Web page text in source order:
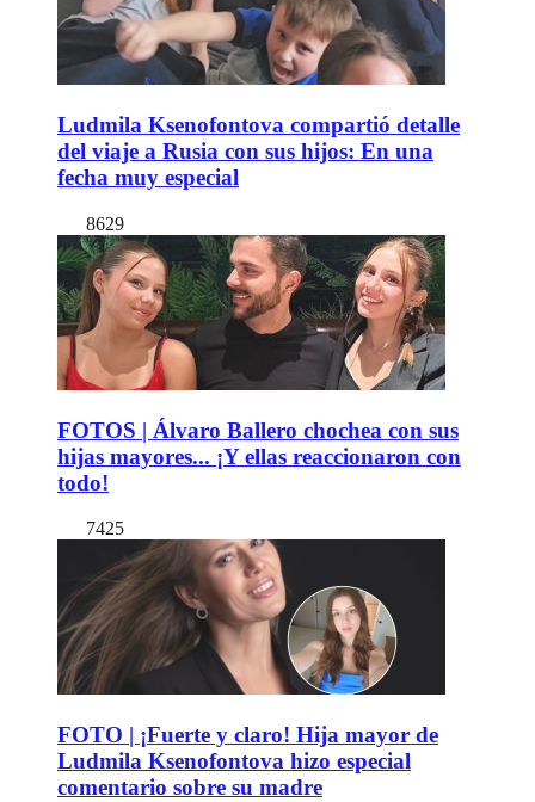
Ludmila Ksenofontova compartió detalle
del viaje a Rusia con sus hijos: En una
fecha muy especial
8629
FOTOS | Álvaro Ballero chochea con sus
hijas mayores... ¡Y ellas reaccionaron con
todo!
7425
FOTO | ¡Fuerte y claro! Hija mayor de
Ludmila Ksenofontova hizo especial
comentario sobre su madre